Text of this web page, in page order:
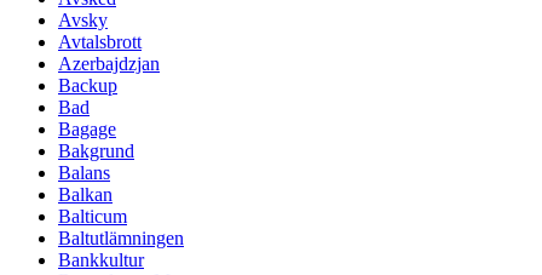
Avsky
Avtalsbrott
Azerbajdzjan
Backup
Bad
Bagage
Bakgrund
Balans
Balkan
Balticum
Baltutlämningen
Bankkultur